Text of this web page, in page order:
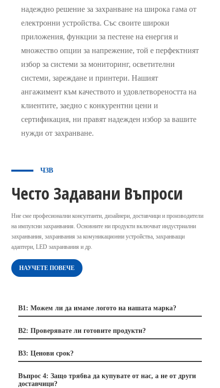
надеждно решение за захранване на широка гама от
електронни устройства. Със своите широки
приложения, функции за пестене на енергия и
множество опции за напрежение, той е перфектният
избор за системи за мониторинг, осветителни
системи, зареждане и принтери. Нашият
ангажимент към качеството и удовлетвореността на
клиентите, заедно с конкурентни цени и
сертификация, ни правят надежден избор за вашите
нужди от захранване.
ЧЗВ
Често Задавани Въпроси
Ние сме професионални консултанти, дизайнери, доставчици и производители
на импулсни захранвания. Основните ни продукти включват индустриални
захранвания, захранвания за комуникационни устройства, захранващи
адаптери, LED захранвания и др.
НАУЧЕТЕ ПОВЕЧЕ
В1: Можем ли да имаме логото на нашата марка?
В2: Проверявате ли готовите продукти?
В3: Ценови срок?
Въпрос 4: Защо трябва да купувате от нас, а не от други
доставчици?